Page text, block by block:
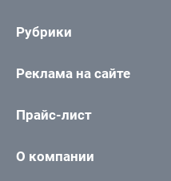
Рубрики
Реклама на сайте
Прайс-лист
О компании